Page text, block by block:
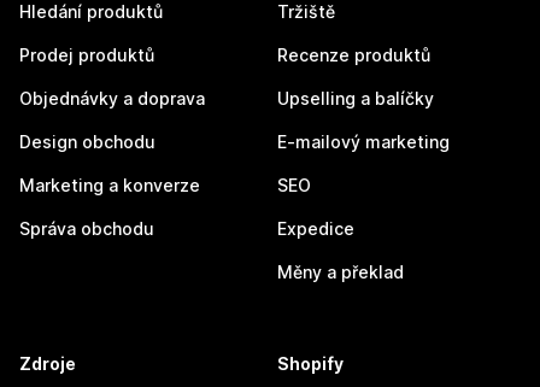
Hledání produktů
Prodej produktů
Objednávky a doprava
Design obchodu
Marketing a konverze
Správa obchodu
Tržiště
Recenze produktů
Upselling a balíčky
E-mailový marketing
SEO
Expedice
Měny a překlad
Zdroje Shopify